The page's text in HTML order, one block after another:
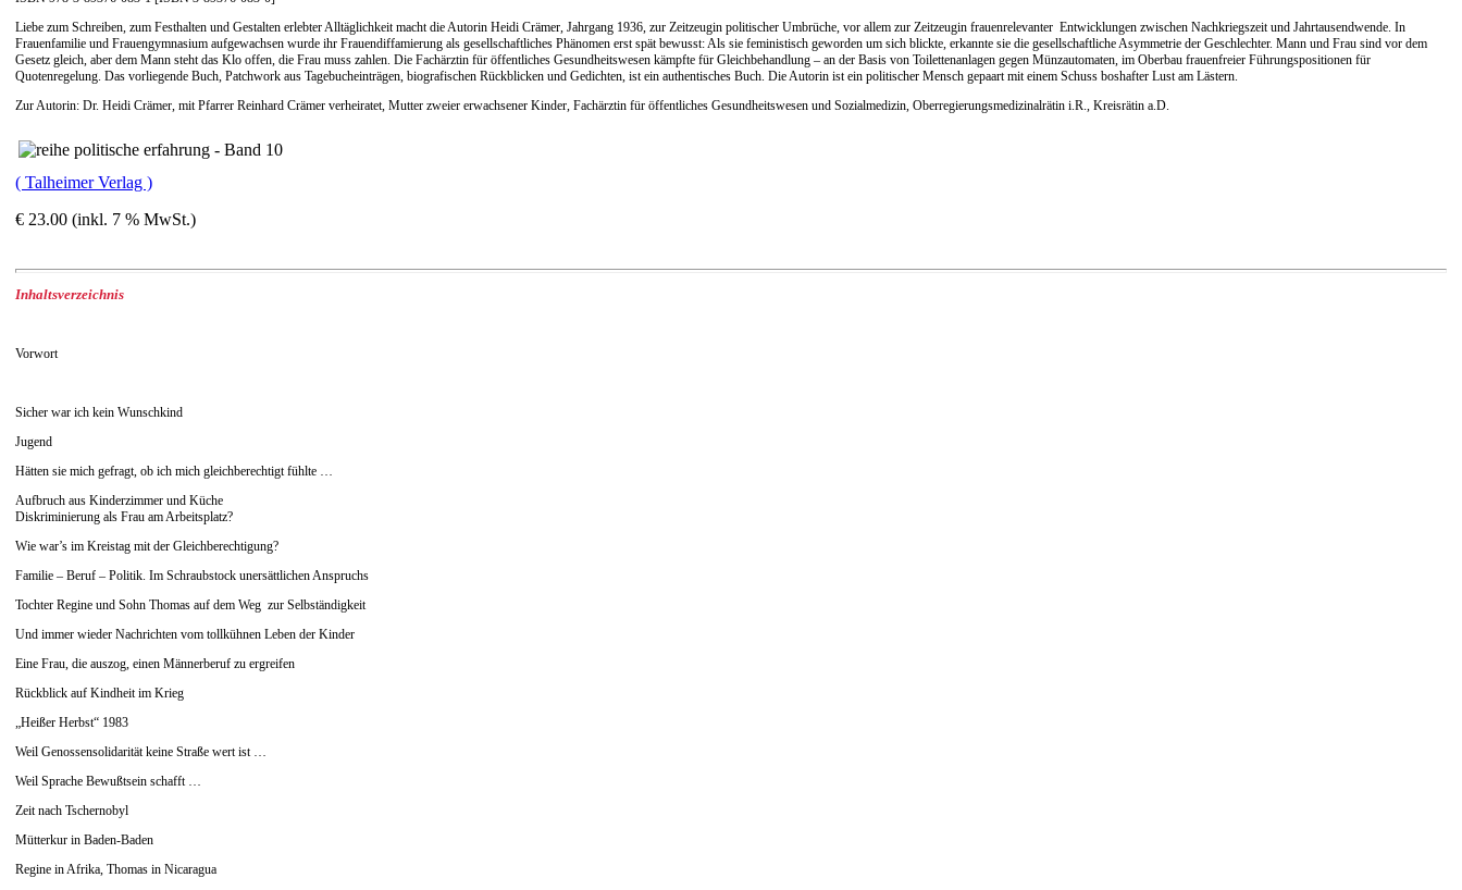
Liebe zum Schreiben, zum Festhalten und Gestalten erlebter Alltäglichkeit macht die Autorin Heidi Crämer, Jahrgang 1936, zur Zeitzeugin politischer Umbrüche, vor allem zur Zeitzeugin frauenrelevanter Entwicklungen zwischen Nachkriegszeit und Jahrtausendwende. In
Frauenfamilie und Frauengymnasium aufgewachsen wurde ihr Frauendiffamierung als gesellschaftliches Phänomen erst spät bewusst: Als sie feministisch geworden um sich blickte, erkannte sie die gesellschaftliche Asymmetrie der Geschlechter. Mann und Frau sind vor dem
Gesetz gleich, aber dem Mann steht das Klo offen, die Frau muss zahlen. Die Fachärztin für öffentliches Gesundheitswesen kämpfte für Gleichbehandlung – an der Basis von Toilettenanlagen gegen Münzautomaten, im Oberbau frauenfreier Führungspositionen für
Quotenregelung. Das vorliegende Buch, Patchwork aus Tagebucheinträgen, biografischen Rückblicken und Gedichten, ist ein authentisches Buch. Die Autorin ist ein politischer Mensch gepaart mit einem Schuss boshafter Lust am Lästern.
Zur Autorin: Dr. Heidi Crämer, mit Pfarrer Reinhard Crämer verheiratet, Mutter zweier erwachsener Kinder, Fachärztin für öffentliches Gesundheitswesen und Sozialmedizin, Oberregierungsmedizinalrätin i.R., Kreisrätin a.D.
( Talheimer Verlag )
€ 23.00 (inkl. 7 % MwSt.)
Inhaltsverzeichnis
Vorwort
Sicher war ich kein Wunschkind
Jugend
Hätten sie mich gefragt, ob ich mich gleichberechtigt fühlte …
Aufbruch aus Kinderzimmer und Küche
Diskriminierung als Frau am Arbeitsplatz?
Wie war’s im Kreistag mit der Gleichberechtigung?
Familie – Beruf – Politik. Im Schraubstock unersättlichen Anspruchs
Tochter Regine und Sohn Thomas auf dem Weg zur Selbständigkeit
Und immer wieder Nachrichten vom tollkühnen Leben der Kinder
Eine Frau, die auszog, einen Männerberuf zu ergreifen
Rückblick auf Kindheit im Krieg
„Heißer Herbst“ 1983
Weil Genossensolidarität keine Straße wert ist …
Weil Sprache Bewußtsein schafft …
Zeit nach Tschernobyl
Mütterkur in Baden-Baden
Regine in Afrika, Thomas in Nicaragua